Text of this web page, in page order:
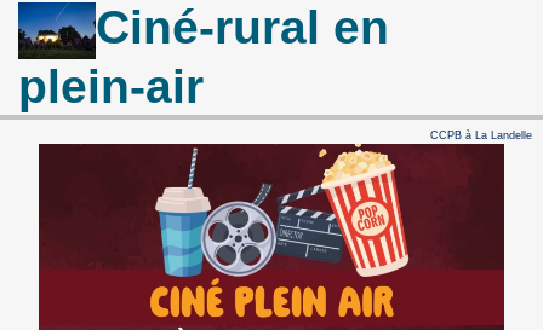
Ciné-rural en
plein-air
CCPB à La Landelle